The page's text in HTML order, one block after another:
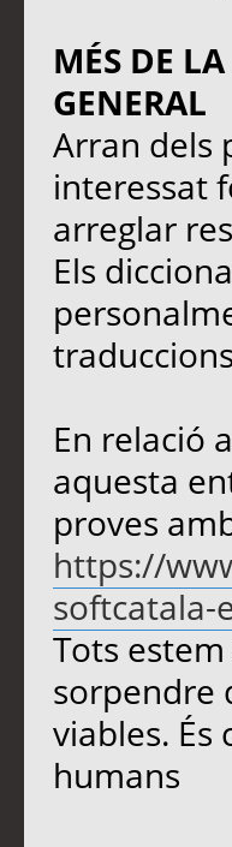
MÉS DE
GENERAL
Arran dels
interessat
arreglar
Els
En relació
aquesta
proves
https://
softcatala-
Tots
sorpendre
viables. És
humans